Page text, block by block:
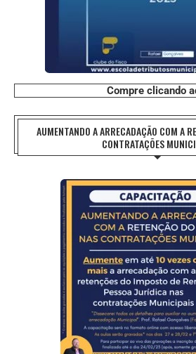
Compre clicando
AUMENTANDO A ARRECADAÇÃO COM A
CONTRATAÇÕES